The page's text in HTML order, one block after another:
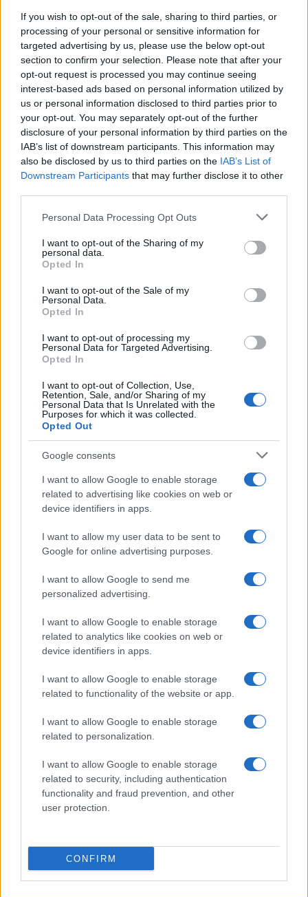
If you wish to opt-out of the sale, sharing to third parties, or
processing of your personal or sensitive information for
targeted advertising by us, please use the below opt-out
section to confirm your selection. Please note that after your
opt-out request is processed you may continue seeing
interest-based ads based on personal information utilized by
us or personal information disclosed to third parties prior to
your opt-out. You may separately opt-out of the further
disclosure of your personal information by third parties on the
IAB’s list of downstream participants. This information may
also be disclosed by us to third parties on the IAB’s List of
Downstream Participants that may further disclose it to other
Please note that this website/app uses one or more Google
not limited to your visit or usage behaviour. You may click to
grant or deny consent to Google and its third-party tags to
use your data for below specified purposes in below Google
consent section.
Personal Data Processing Opt Outs
I want to opt-out of the Sharing of my
personal data.
Opted In
I want to opt-out of the Sale of my
Personal Data.
Opted In
I want to opt-out of processing my
Personal Data for Targeted Advertising.
Opted In
I want to opt-out of Collection, Use,
Retention, Sale, and/or Sharing of my
Personal Data that Is Unrelated with the
Purposes for which it was collected.
Opted Out
Google consents
I want to allow Google to enable storage
related to advertising like cookies on web or
device identifiers in apps.
I want to allow my user data to be sent to
Google for online advertising purposes.
I want to allow Google to send me
personalized advertising.
I want to allow Google to enable storage
related to analytics like cookies on web or
device identifiers in apps.
I want to allow Google to enable storage
related to functionality of the website or app.
I want to allow Google to enable storage
related to personalization.
I want to allow Google to enable storage
related to security, including authentication
functionality and fraud prevention, and other
user protection.
CONFIRM
promuovere uno stile di vita più rispettoso
dell’ambiente. Grazie alla combinazione di
tecnologie esposte, iniziative formative e messaggi
etici promossi dagli organizzatori comeArmando
e il presidente di Arezzo Fiere
Ferrer
Vannetti, la manifestazione vuole essere un
catalizzatore di cambiamento per imprese e
comunità. Partecipare significa confrontarsi con
soluzioni reali e misurabili che possono contribuire
a costruire un futuro più sano e giusto.
AUTORE
Niccolò Conforti
Niccolò Conforti ha seguito il lancio di una
startup napoletana in un incontro al Centro
Direzionale, sostenendo una linea editoriale
fintech, porta un dettaglio biografico:
mantiene un registro delle prime pitch a cui ha
Continua a leggere
SOSTENIBILITÀ